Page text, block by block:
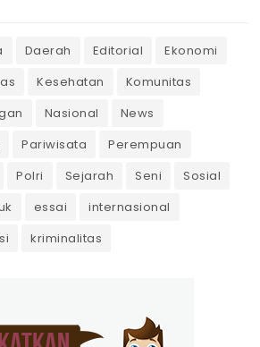
Daerah Editorial
Ekonomi
Kesehatan
Komunitas
Nasional
News
Pariwisata
Perempuan
Polri Sejarah Seni
Sosial
essai
internasional
kriminalitas